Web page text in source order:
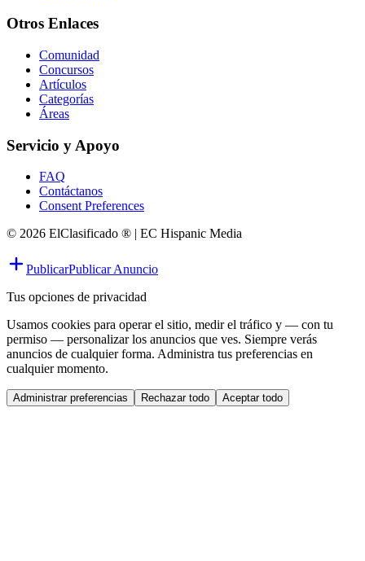
Otros Enlaces
Comunidad
Concursos
Artículos
Categorías
Áreas
Servicio y Apoyo
FAQ
Contáctanos
Consent Preferences
© 2026 ElClasificado ® | EC Hispanic Media
PublicarPublicar Anuncio
Tus opciones de privacidad
Usamos cookies para operar el sitio, medir el tráfico y — con tu
permiso — personalizar los anuncios que ves. Siempre verás
anuncios de cualquier forma. Administra tus preferencias en
cualquier momento.
Administrar preferencias Rechazar todo Aceptar todo